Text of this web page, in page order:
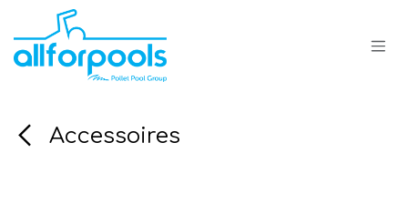
Se rendre au contenu
Accessoires